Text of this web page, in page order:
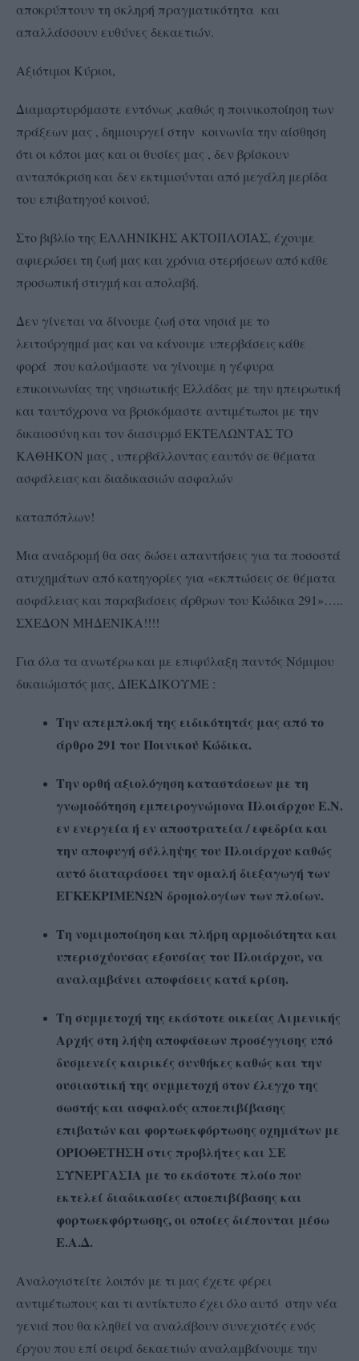
αποκρύπτουν τη σκληρή πραγματικότητα και
απαλλάσσουν ευθύνες δεκαετιών.
Αξιότιμοι Κύριοι,
Διαμαρτυρόμαστε εντόνως ,καθώς η ποινικοποίηση των
πράξεων μας , δημιουργεί στην κοινωνία την αίσθηση
ότι οι κόποι μας και οι θυσίες μας , δεν βρίσκουν
ανταπόκριση και δεν εκτιμιούνται από μεγάλη μερίδα
του επιβατηγού κοινού.
Στο βιβλίο της ΕΛΛΗΝΙΚΗΣ ΑΚΤΟΠΛΟΪΑΣ, έχουμε
αφιερώσει τη ζωή μας και χρόνια στερήσεων από κάθε
προσωπική στιγμή και απολαβή.
Δεν γίνεται να δίνουμε ζωή στα νησιά με το
λειτούργημά μας και να κάνουμε υπερβάσεις κάθε
φορά που καλούμαστε να γίνουμε η γέφυρα
επικοινωνίας της νησιωτικής Ελλάδας με την ηπειρωτική
και ταυτόχρονα να βρισκόμαστε αντιμέτωποι με την
δικαιοσύνη και τον διασυρμό ΕΚΤΕΛΩΝΤΑΣ ΤΟ
ΚΑΘΗΚΟΝ μας , υπερβάλλοντας εαυτόν σε θέματα
ασφάλειας και διαδικασιών ασφαλών
καταπόπλων!
Μια αναδρομή θα σας δώσει απαντήσεις για τα ποσοστά
ατυχημάτων από κατηγορίες για «εκπτώσεις σε θέματα
ασφάλειας και παραβιάσεις άρθρων του Κώδικα 291»…..
ΣΧΕΔΟΝ ΜΗΔΕΝΙΚΑ!!!!
Για όλα τα ανωτέρω και με επιφύλαξη παντός Νόμιμου
δικαιώματός μας, ΔΙΕΚΔΙΚΟΥΜΕ :
Την απεμπλοκή της ειδικότητάς μας από το
άρθρο 291 του Ποινικού Κώδικα.
Την ορθή αξιολόγηση καταστάσεων με τη
γνωμοδότηση εμπειρογνώμονα Πλοιάρχου Ε.Ν.
εν ενεργεία ή εν αποστρατεία / εφεδρία και
την αποφυγή σύλληψης του Πλοιάρχου καθώς
αυτό διαταράσσει την ομαλή διεξαγωγή των
ΕΓΚΕΚΡΙΜΕΝΩΝ δρομολογίων των πλοίων.
Τη νομιμοποίηση και πλήρη αρμοδιότητα και
υπερισχύουσας εξουσίας του Πλοιάρχου, να
αναλαμβάνει αποφάσεις κατά κρίση.
Τη συμμετοχή της εκάστοτε οικείας Λιμενικής
Αρχής στη λήψη αποφάσεων προσέγγισης υπό
δυσμενείς καιρικές συνθήκες καθώς και την
ουσιαστική της συμμετοχή στον έλεγχο της
σωστής και ασφαλούς αποεπιβίβασης
επιβατών και φορτωεκφόρτωσης οχημάτων με
ΟΡΙΟΘΕΤΗΣΗ στις προβλήτες και ΣΕ
ΣΥΝΕΡΓΑΣΙΑ με το εκάστοτε πλοίο που
εκτελεί διαδικασίες αποεπιβίβασης και
φορτωεκφόρτωσης, οι οποίες διέπονται μέσω
Ε.Α.Δ.
Αναλογιστείτε λοιπόν με τι μας έχετε φέρει
αντιμέτωπους και τι αντίκτυπο έχει όλο αυτό στην νέα
γενιά που θα κληθεί να αναλάβουν συνεχιστές ενός
έργου που επί σειρά δεκαετιών αναλαμβάνουμε την